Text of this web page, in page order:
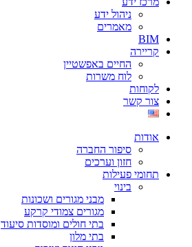
ניהול ידע
מאמרים
BIM
קריירה
החיים באפשטיין
לוח משרות
לקוחות
צור קשר
אודות
סיפור החברה
חזון וערכים
תחומי פעילות
בינוי
מבני מגורים ושכונות
מגורים צמודי קרקע
בתי חולים ומוסדות סיעוד
בתי מלון